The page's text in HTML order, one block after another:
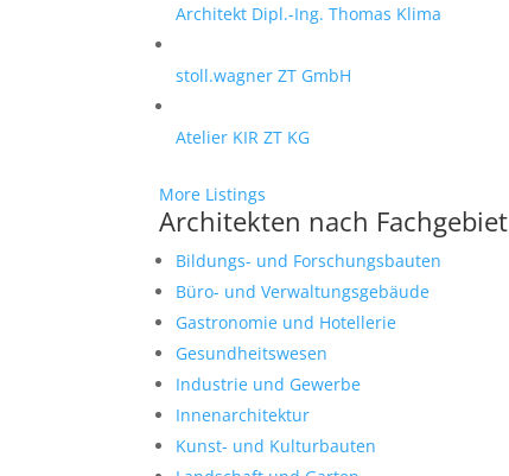
Architekt Dipl.-Ing. Thomas Klima
stoll.wagner ZT GmbH
Atelier KIR ZT KG
More Listings
Architekten nach Fachgebiet
Bildungs- und Forschungsbauten
Büro- und Verwaltungsgebäude
Gastronomie und Hotellerie
Gesundheitswesen
Industrie und Gewerbe
Innenarchitektur
Kunst- und Kulturbauten